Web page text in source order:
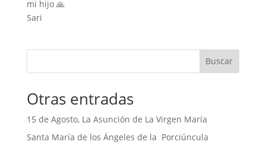
mi hijo 🙏
Sari
Buscar
Otras entradas
15 de Agosto, La Asunción de La Virgen María
Santa María de los Ángeles de la Porciúncula